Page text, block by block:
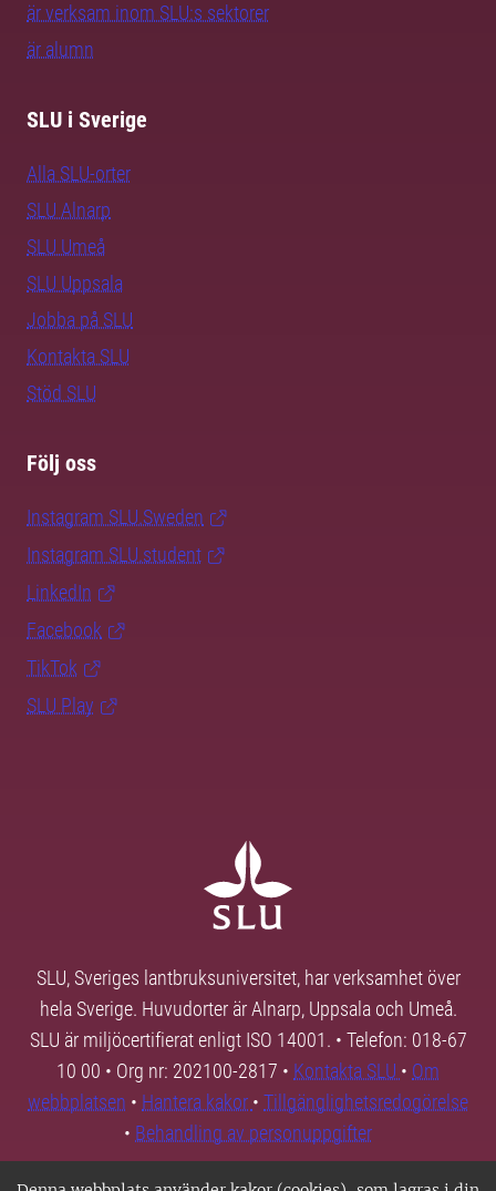
är verksam inom SLU:s sektorer
är alumn
SLU i Sverige
Alla SLU-orter
SLU Alnarp
SLU Umeå
SLU Uppsala
Jobba på SLU
Kontakta SLU
Stöd SLU
Följ oss
Instagram SLU.Sweden
Instagram SLU.student
LinkedIn
Facebook
TikTok
SLU Play
SLU, Sveriges lantbruksuniversitet, har verksamhet över
hela Sverige. Huvudorter är Alnarp, Uppsala och Umeå.
SLU är miljöcertifierat enligt ISO 14001. • Telefon: 018-67
10 00 • Org nr: 202100-2817 • Kontakta SLU • Om
webbplatsen • Hantera kakor • Tillgänglighetsredogörelse
• Behandling av personuppgifter